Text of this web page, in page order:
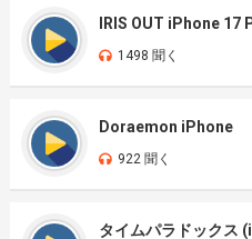
IRIS OUT iPhone 17
1498 聞く
Doraemon iPhone
922 聞く
タイムパラドックス